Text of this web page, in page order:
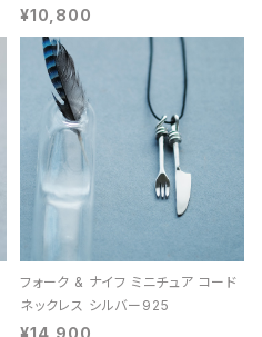
ン 天然石 レディース
¥10,800
フォーク & ナイフ ミニチュア コード
ネックレス シルバー925
¥14,900